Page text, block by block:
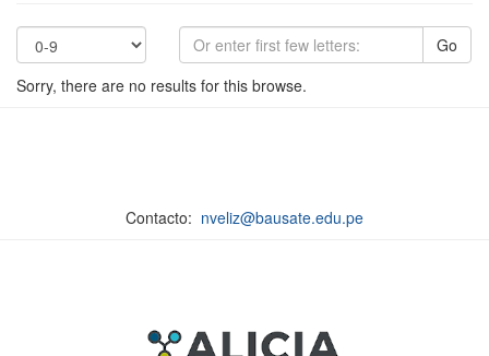
Go
Sorry, there are no results for this browse.
Contacto: nveliz@bausate.edu.pe